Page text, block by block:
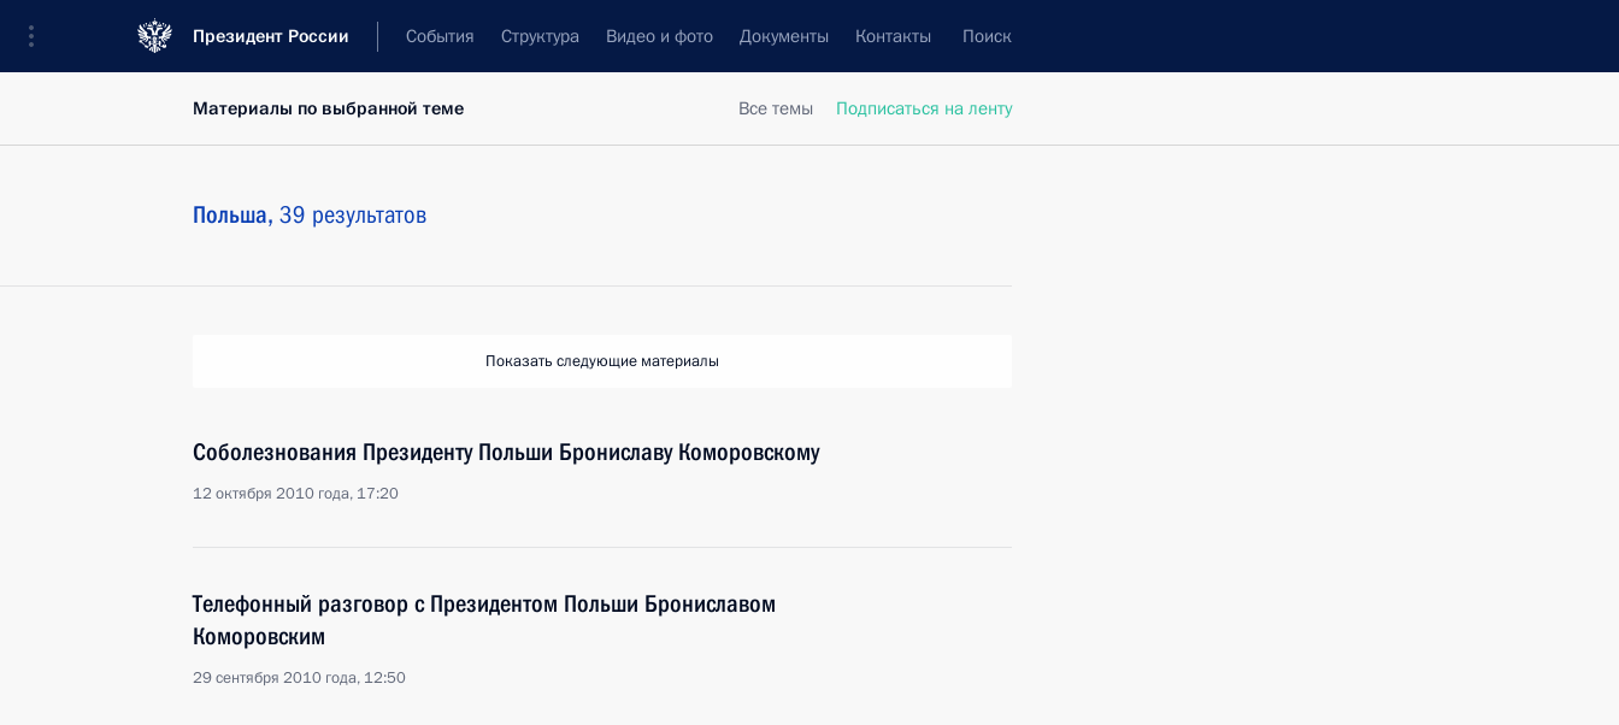
Президент России События Структура Видео и фото Документы Контакты Поиск
Все темы Подписаться на ленту
Материалы по выбранной теме
Польша, 39 результатов
Показать следующие материалы
Соболезнования Президенту Польши Брониславу Коморовскому
12 октября 2010 года, 17:20
Телефонный разговор с Президентом Польши Брониславом
Коморовским
29 сентября 2010 года, 12:50